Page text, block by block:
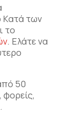
Kατά των
το
. Ελάτε να
50
φορείς,